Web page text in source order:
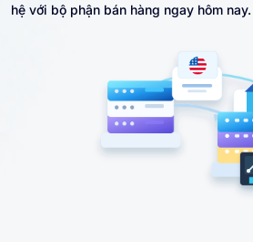
hệ với bộ phận bán hàng ngay hôm nay.